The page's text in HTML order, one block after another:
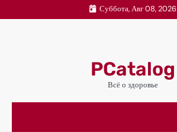
к
Суббота, Авг 08, 2026
PCatalog
Всё о здоровье